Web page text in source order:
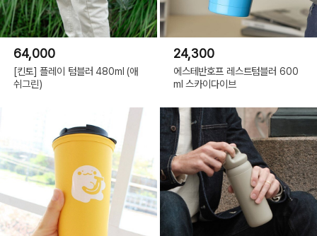
64,000
[킨토] 플레이 텀블러 480ml (애
쉬그린)
24,300
에스테반호프 레스트텀블러 600
ml 스카이다이브